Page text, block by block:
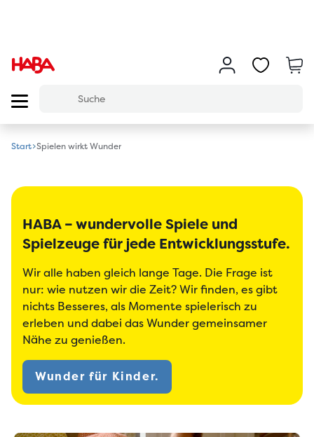
Start Spielen wirkt Wunder
HABA – wundervolle Spiele und
Spielzeuge für jede Entwicklungsstufe.
Wir alle haben gleich lange Tage. Die Frage ist
nur: wie nutzen wir die Zeit? Wir finden, es gibt
nichts Besseres, als Momente spielerisch zu
erleben und dabei das Wunder gemeinsamer
Nähe zu genießen.
Wunder für Kinder.